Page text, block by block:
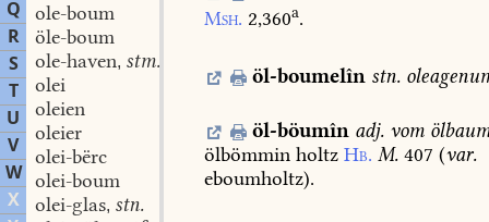
Q
R
S
T
U
V
W
X
ole-boum
öle-boum
ole-haven, stm.
olei
oleien
oleier
olei-bërc
olei-boum
olei-glas, stn.
Msh. 2,360a.
öl-boumelîn stn.
öl-böumîn adj. vom
ölbömmin holtz Hb. M. 407 (var.
eboumholtz).